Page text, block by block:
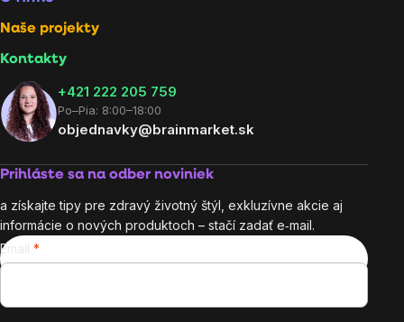
Naše projekty
Kontakty
+421 222 205 759
Po–Pia: 8:00–18:00
objednavky@brainmarket.sk
Prihláste sa na odber noviniek
a získajte tipy pre zdravý životný štýl, exkluzívne akcie aj
informácie o nových produktoch – stačí zadať e‑mail.
Email